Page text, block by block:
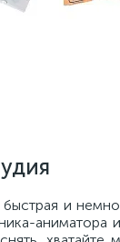
быстрая и
аниматора